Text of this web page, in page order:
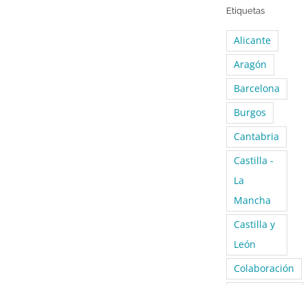
Etiquetas
Alicante
Aragón
Barcelona
Burgos
Cantabria
Castilla -
La
Mancha
Castilla y
León
Colaboración